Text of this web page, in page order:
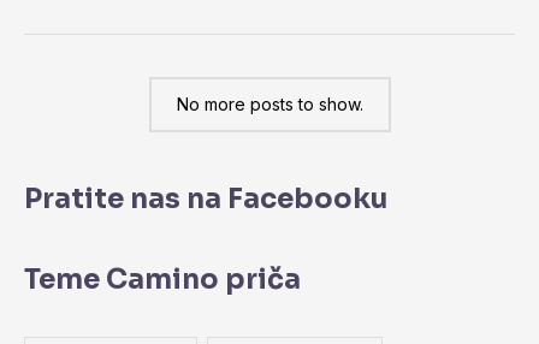
No more posts to show.
Pratite nas na Facebooku
Teme Camino priča